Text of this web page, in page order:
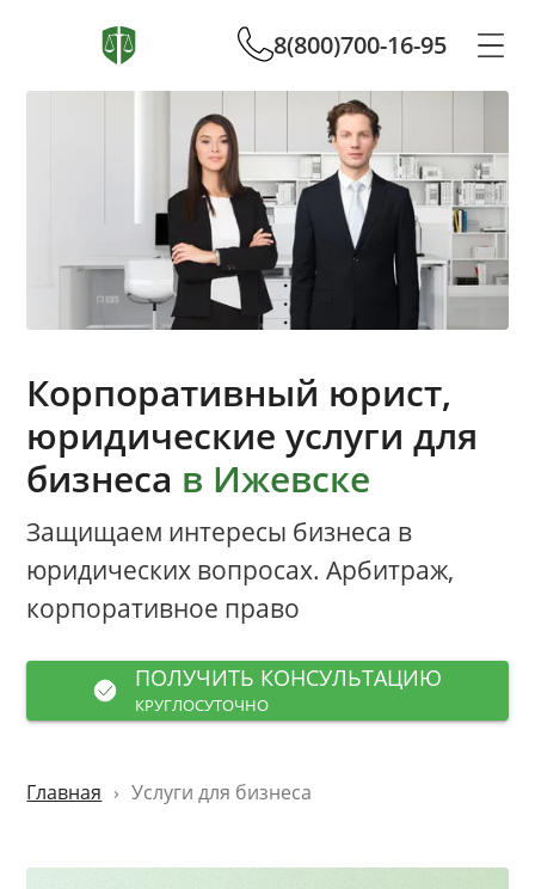
8(800)700-16-95
Корпоративный юрист,
юридические услуги для
бизнеса в Ижевске
Защищаем интересы бизнеса в
юридических вопросах. Арбитраж,
корпоративное право
ПОЛУЧИТЬ КОНСУЛЬТАЦИЮ
КРУГЛОСУТОЧНО
Главная Услуги для бизнеса